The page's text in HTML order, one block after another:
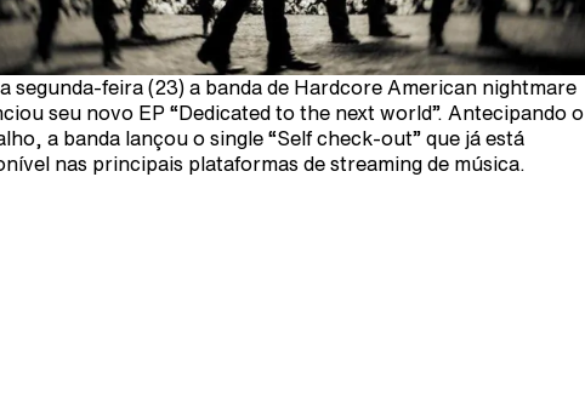
segunda-feira (23) a banda de Hardcore American nightmare
seu novo EP “Dedicated to the next world”. Antecipando o
a banda lançou o single “Self check-out” que já está
nas principais plataformas de streaming de música.